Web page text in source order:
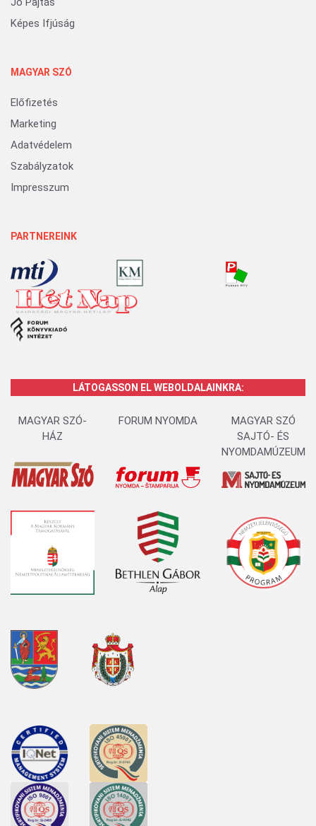
Képes Ifjúság
MAGYAR SZÓ
Előfizetés
Marketing
Adatvédelem
Szabályzatok
Impresszum
PARTNEREINK
LÁTOGASSON EL WEBOLDALAINKRA:
MAGYAR SZÓ-
HÁZ
FORUM NYOMDA
MAGYAR SZÓ
SAJTÓ- ÉS
NYOMDAMÚZEUM